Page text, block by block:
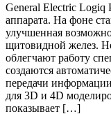
General Electric
аппарата. На фоне
улучшенная
щитовидной желез.
облегчают работу
создаются
передачи
для 3D и 4D
показывает […]